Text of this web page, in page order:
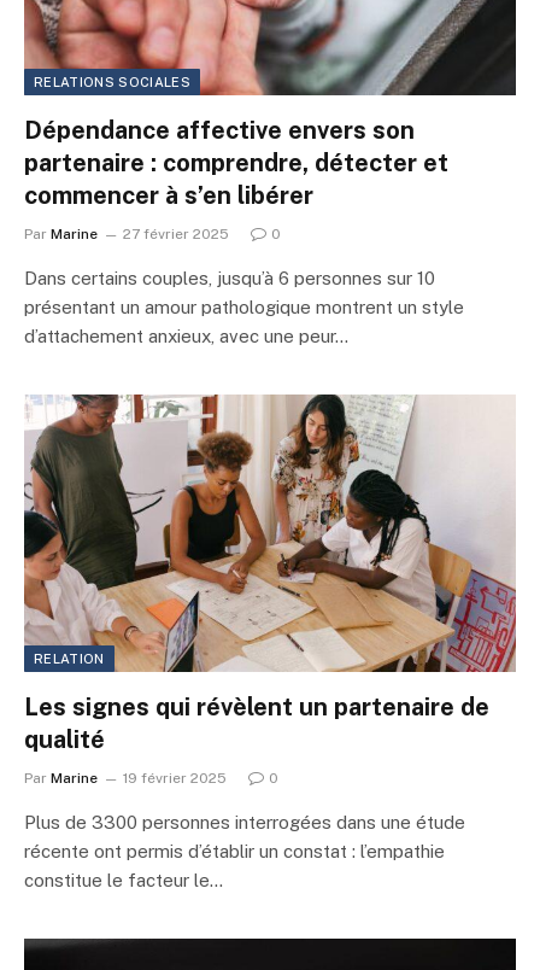
RELATIONS SOCIALES
Dépendance affective envers son
partenaire : comprendre, détecter et
commencer à s’en libérer
Par Marine 27 février 2025 0
Dans certains couples, jusqu’à 6 personnes sur 10
présentant un amour pathologique montrent un style
d’attachement anxieux, avec une peur…
RELATION
Les signes qui révèlent un partenaire de
qualité
Par Marine 19 février 2025 0
Plus de 3300 personnes interrogées dans une étude
récente ont permis d’établir un constat : l’empathie
constitue le facteur le…